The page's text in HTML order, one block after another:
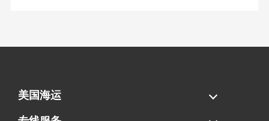
美国海运
海运拼柜
海运整柜
美国海卡
加拿大海运